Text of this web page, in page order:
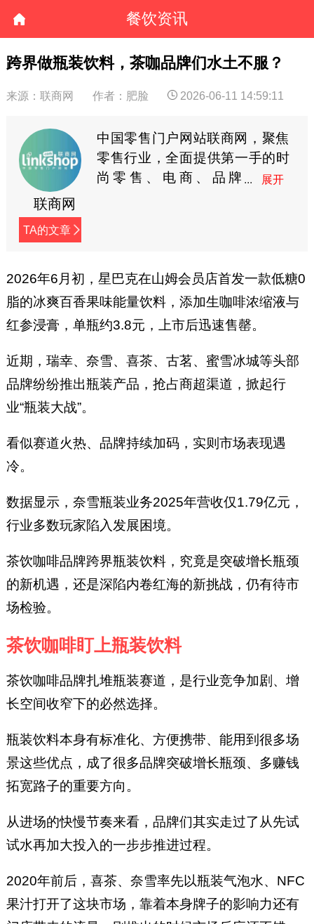
餐饮资讯
跨界做瓶装饮料，茶咖品牌们水土不服？
来源：联商网 作者：肥脸 2026-06-11 14:59:11
联商网
TA的文章
中国零售门户网站联商网，聚焦
零售行业，全面提供第一手的时
尚零售、电商、品牌
2026年6月初，星巴克在山姆会员店首发一款低糖0
脂的冰爽百香果味能量饮料，添加生咖啡浓缩液与
红参浸膏，单瓶约3.8元，上市后迅速售罄。
近期，瑞幸、奈雪、喜茶、古茗、蜜雪冰城等头部
品牌纷纷推出瓶装产品，抢占商超渠道，掀起行
业“瓶装大战”。
看似赛道火热、品牌持续加码，实则市场表现遇
冷。
数据显示，奈雪瓶装业务2025年营收仅1.79亿元，
行业多数玩家陷入发展困境。
茶饮咖啡品牌跨界瓶装饮料，究竟是突破增长瓶颈
的新机遇，还是深陷内卷红海的新挑战，仍有待市
场检验。
茶饮咖啡盯上瓶装饮料
茶饮咖啡品牌扎堆瓶装赛道，是行业竞争加剧、增
长空间收窄下的必然选择。
瓶装饮料本身有标准化、方便携带、能用到很多场
景这些优点，成了很多品牌突破增长瓶颈、多赚钱
拓宽路子的重要方向。
从进场的快慢节奏来看，品牌们其实走过了从先试
试水再加大投入的一步步推进过程。
2020年前后，喜茶、奈雪率先以瓶装气泡水、NFC
果汁打开了这块市场，靠着本身牌子的影响力还有